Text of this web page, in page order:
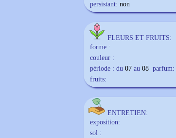
persistant: non
FLEURS ET FRUITS:
forme :
couleur :
période : du 07 au 08 parfum:
fruits:
ENTRETIEN:
exposition:
sol :